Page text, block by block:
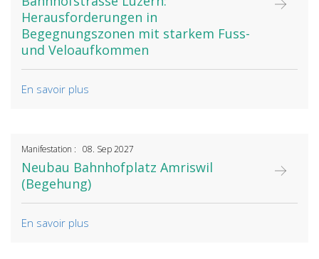
Herausforderungen in
Begegnungszonen mit starkem Fuss-
und Veloaufkommen
En savoir plus
Manifestation : 08. Sep 2027
Neubau Bahnhofplatz Amriswil
(Begehung)
En savoir plus